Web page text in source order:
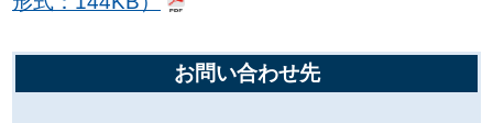
お問い合わせ先